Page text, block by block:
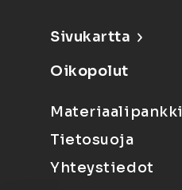
Sivukartta
Oikopolut
Materiaalipankki
Tietosuoja
Yhteystiedot